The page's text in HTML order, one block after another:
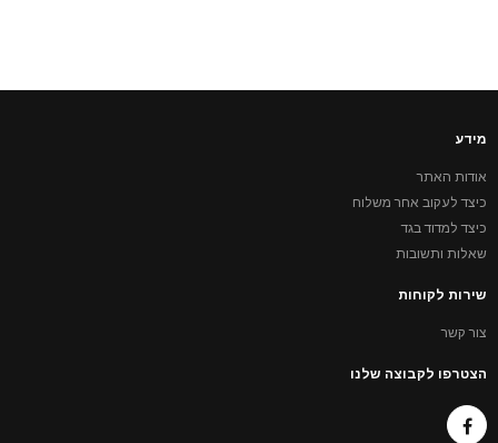
מידע
אודות האתר
כיצד לעקוב אחר משלוח
כיצד למדוד בגד
שאלות ותשובות
שירות לקוחות
צור קשר
הצטרפו לקבוצה שלנו